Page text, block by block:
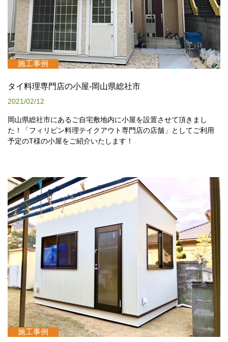
施工事例
タイ料理専門店の小屋-岡山県総社市
2021/02/12
岡山県総社市にあるご自宅敷地内に小屋を設置させて頂きまし
た！「フィリピン料理テイクアウト専門店の店舗」としてご利用
予定のT様の小屋をご紹介いたします！
施工事例